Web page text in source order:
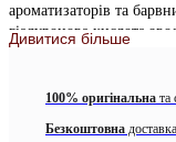
ароматизаторів та
гіалуронова кислота
нейтралізувати запах.
Прокиньтеся і
та апельсинового
заспокоїти почуття.
Дивитися більше
100% оригінальна та
Безкоштовна